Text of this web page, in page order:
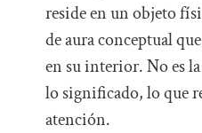
reside en un objeto
de aura conceptual
en su interior. No es
lo significado, lo que
atención.